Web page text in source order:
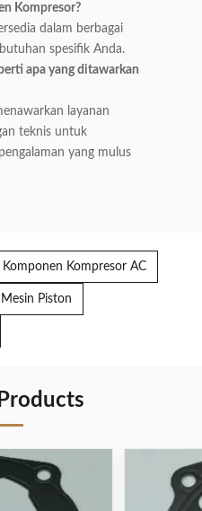
Kompresor?
dalam berbagai
spesifik Anda.
apa yang ditawarkan
layanan
teknis untuk
yang mulus
Kompresor AC
Piston